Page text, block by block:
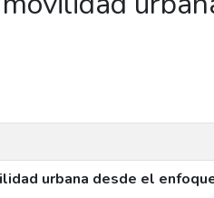
urbana desde el